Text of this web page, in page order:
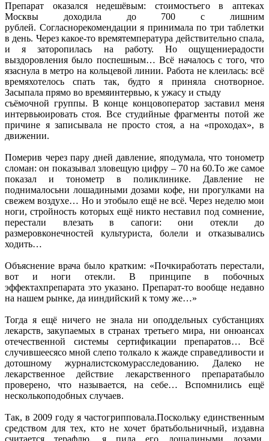
Препарат оказался недешёвым: стоимостьего в аптеках
Москвы доходила до 700 с лишним
рублей. Согласнорекомендации я принимала по три таблетки
в день. Через какое-то времятемпература действительно спала,
и я заторопилась на работу. Но ощущениерадости
выздоровления было поспешным… Всё началось с того, что
язаснула в метро на кольцевой линии. Работа не клеилась: всё
времяхотелось спать так, будто я приняла снотворное.
Засыпала прямо во времяинтервью, к ужасу и стыду
съёмочной группы. В конце концовоператор заставил меня
интервьюировать стоя. Все студийные фрагменты потой же
причине я записывала не просто стоя, а на «проходах», в
движении.
Померив через пару дней давление, яподумала, что тонометр
сломан: он показывал зловещую цифру – 70 на 60.То же самое
показал и тонометр в поликлинике. Давление не
поднималосьни лошадиными дозами кофе, ни прогулками на
свежем воздухе… Но и этобыло ещё не всё. Через неделю мои
ноги, стройность которых ещё никто неставил под сомнение,
перестали влезать в сапоги: они отекли до
размеровконечностей культуриста, болели и отказывались
ходить…
Объяснение врача было кратким: «Почкиработать перестали,
вот и ноги отекли. В принципе в побочных
эффектахпрепарата это указано. Препарат-то вообще недавно
на нашем рынке, да ииндийский к тому же…»
Тогда я ещё ничего не знала ни оподдельных субстанциях
лекарств, закупаемых в странах третьего мира, ни онюансах
отечественной системы сертификации препаратов… Всё
случившеесясо мной слепо толкало к жажде справедливости и
дотошному журналистскомурасследованию. Далеко не
лекарственное действие лекарственного препаратабыло
проверено, что называется, на себе… Вспомнились ещё
несколькоподобных случаев.
Так, в 2009 году я частогрипповала.Поскольку единственным
средством для тех, кто не хочет братьбольничный, издавна